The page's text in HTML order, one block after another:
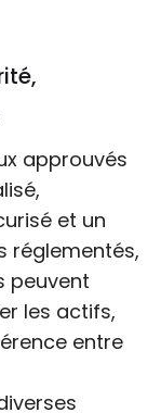
approuvés
et un
réglementés,
peuvent
les actifs,
entre